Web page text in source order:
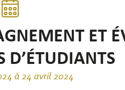
ET
D’ÉTUDIANTS
à 24 avril 2024